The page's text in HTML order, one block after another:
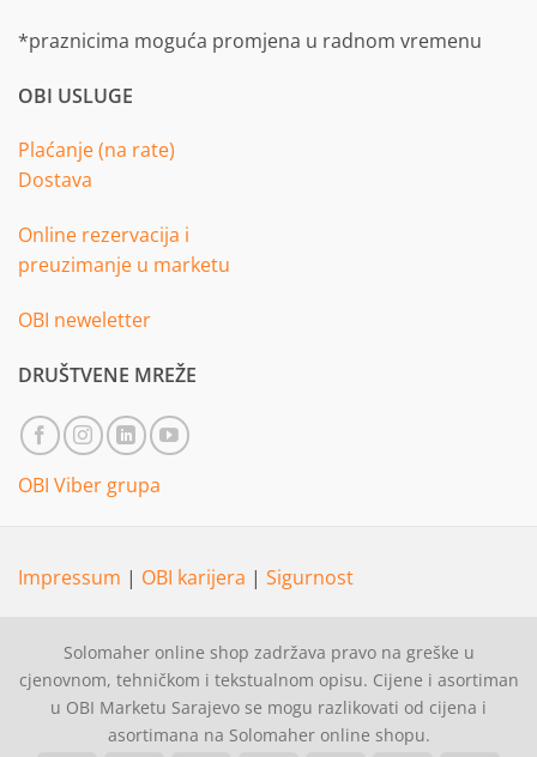
*praznicima moguća promjena u radnom vremenu
OBI USLUGE
Plaćanje (na rate)
Dostava
Online rezervacija i
preuzimanje u marketu
OBI neweletter
DRUŠTVENE MREŽE
OBI Viber grupa
Impressum | OBI karijera | Sigurnost
Solomaher online shop zadržava pravo na greške u
cjenovnom, tehničkom i tekstualnom opisu. Cijene i asortiman
u OBI Marketu Sarajevo se mogu razlikovati od cijena i
asortimana na Solomaher online shopu.